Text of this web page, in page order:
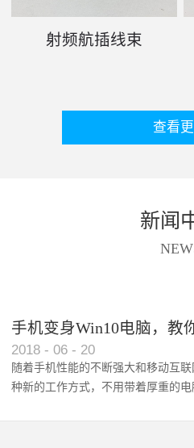
射频航插线束
查看
新闻
手机变身Win10电脑，教
办公功能
2018 - 06 - 20
随着手机性能的不断强大和移动互
种新的工作方式，不用带着厚重的电